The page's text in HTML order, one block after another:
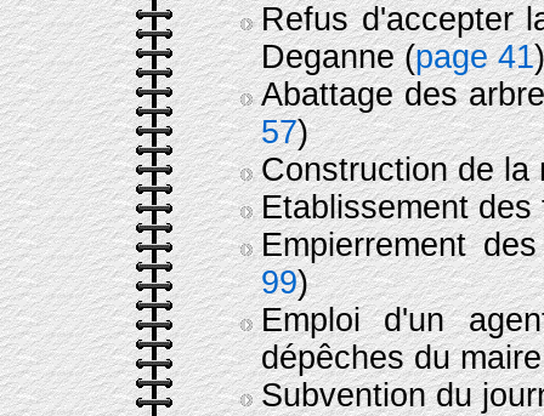
Refus d'accepter
Deganne (page 41)
Abattage des
57)
Construction de la
Etablissement des
Empierrement
99)
Emploi d'un
dépêches du
Subvention du